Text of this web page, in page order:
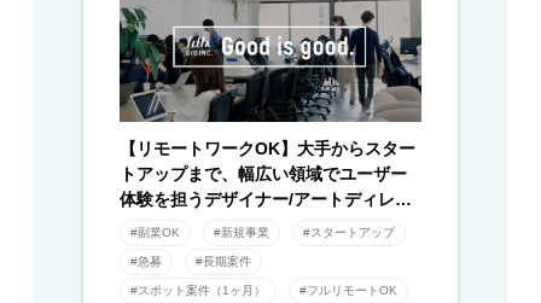
【リモートワークOK】大手からスター
トアップまで、幅広い領域でユーザー
体験を担うデザイナー/アートディレク
ター募集！
#副業OK #新規事業 #スタートアップ
#急募 #長期案件
#スポット案件（1ヶ月） #フルリモートOK